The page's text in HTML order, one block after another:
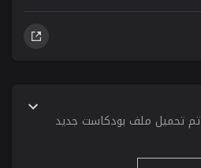
تم تحميل ملف بودكاست جديد